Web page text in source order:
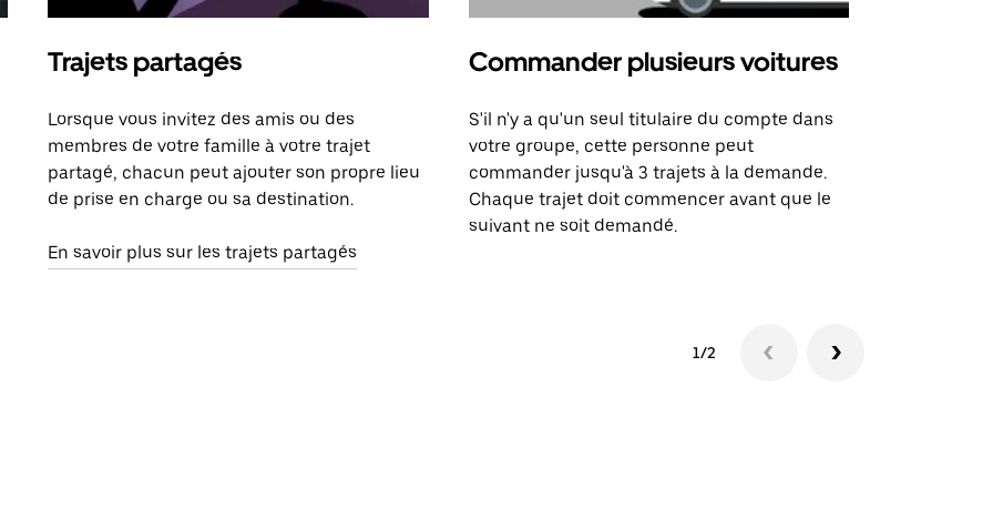
Trajets partagés
Lorsque vous invitez des amis ou des
membres de votre famille à votre trajet
partagé, chacun peut ajouter son propre lieu
de prise en charge ou sa destination.
En savoir plus sur les trajets partagés
Commander plusieurs voitures
S'il n'y a qu'un seul titulaire du compte dans
votre groupe, cette personne peut
commander jusqu'à 3 trajets à la demande.
Chaque trajet doit commencer avant que le
suivant ne soit demandé.
1/2